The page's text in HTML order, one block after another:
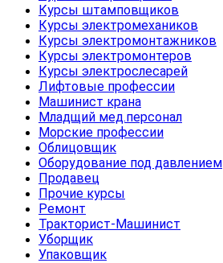
Курсы штамповщиков
Курсы электромехаников
Курсы электромонтажников
Курсы электромонтеров
Курсы электрослесарей
Лифтовые профессии
Машинист крана
Младщий мед.персонал
Морские профессии
Облицовщик
Оборудование под давлением
Продавец
Прочие курсы
Ремонт
Тракторист-Машинист
Уборщик
Упаковщик